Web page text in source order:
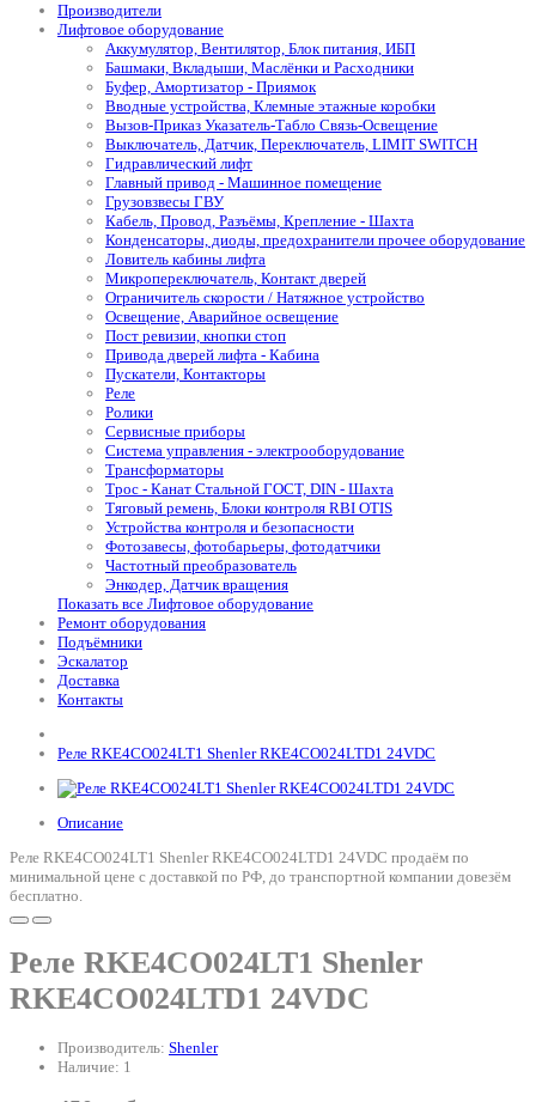
Производители
Лифтовое оборудование
Аккумулятор, Вентилятор, Блок питания, ИБП
Башмаки, Вкладыши, Маслёнки и Расходники
Буфер, Амортизатор - Приямок
Вводные устройства, Клемные этажные коробки
Вызов-Приказ Указатель-Табло Связь-Освещение
Выключатель, Датчик, Переключатель, LIMIT SWITCH
Гидравлический лифт
Главный привод - Машинное помещение
Грузовзвесы ГВУ
Кабель, Провод, Разъёмы, Крепление - Шахта
Конденсаторы, диоды, предохранители прочее оборудование
Ловитель кабины лифта
Микропереключатель, Контакт дверей
Ограничитель скорости / Натяжное устройство
Освещение, Аварийное освещение
Пост ревизии, кнопки стоп
Привода дверей лифта - Кабина
Пускатели, Контакторы
Реле
Ролики
Сервисные приборы
Система управления - электрооборудование
Трансформаторы
Трос - Канат Стальной ГОСТ, DIN - Шахта
Тяговый ремень, Блоки контроля RBI OTIS
Устройства контроля и безопасности
Фотозавесы, фотобарьеры, фотодатчики
Частотный преобразователь
Энкодер, Датчик вращения
Показать все Лифтовое оборудование
Ремонт оборудования
Подъёмники
Эскалатор
Доставка
Контакты
Реле RKE4CO024LT1 Shenler RKE4CO024LTD1 24VDC
Описание
Реле RKE4CO024LT1 Shenler RKE4CO024LTD1 24VDC продаём по
минимальной цене с доставкой по РФ, до транспортной компании довезём
бесплатно.
Реле RKE4CO024LT1 Shenler
RKE4CO024LTD1 24VDC
Производитель: Shenler
Наличие: 1